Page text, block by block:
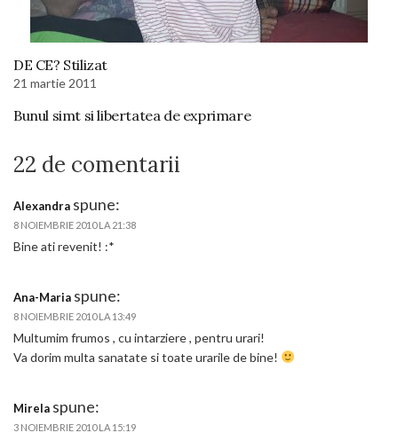
DE CE? Stilizat
21 martie 2011
Bunul simt si libertatea de exprimare
22 de comentarii
Alexandra spune:
8 NOIEMBRIE 2010 LA 21:38
Bine ati revenit! :*
Ana-Maria spune:
8 NOIEMBRIE 2010 LA 13:49
Multumim frumos , cu intarziere , pentru urari!
Va dorim multa sanatate si toate urarile de bine!
Mirela spune:
3 NOIEMBRIE 2010 LA 15:19